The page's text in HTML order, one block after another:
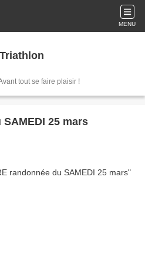
MENU
tout se faire plaisir !
25 mars